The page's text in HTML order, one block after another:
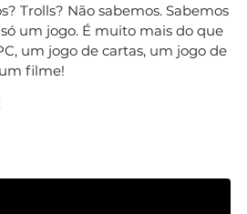
Trolls? Não sabemos. Sabemos
um jogo. É muito mais do que
um jogo de cartas, um jogo de
filme!